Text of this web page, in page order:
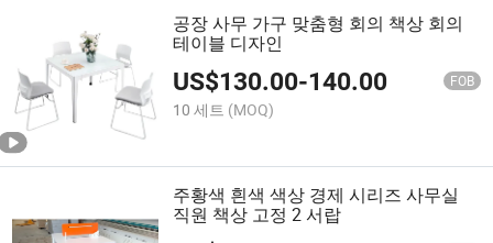
공장 사무 가구 맞춤형 회의 책상 회의
테이블 디자인
US$130.00-140.00 FOB
10 세트 (MOQ)
주황색 흰색 색상 경제 시리즈 사무실
직원 책상 고정 2 서랍